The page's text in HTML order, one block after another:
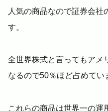
人気の商品なので証券会社
す。
全世界株式と言ってもアメ
なるので50％ほど占めてい
これらの商品は世界一の運